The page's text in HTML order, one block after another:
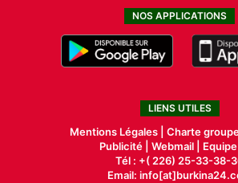
NOS APPLICATIONS
LIENS UTILES
Mentions Légales | Charte
Publicité| Webmail |
Tél : +( 226) 25-33-38-
Email: